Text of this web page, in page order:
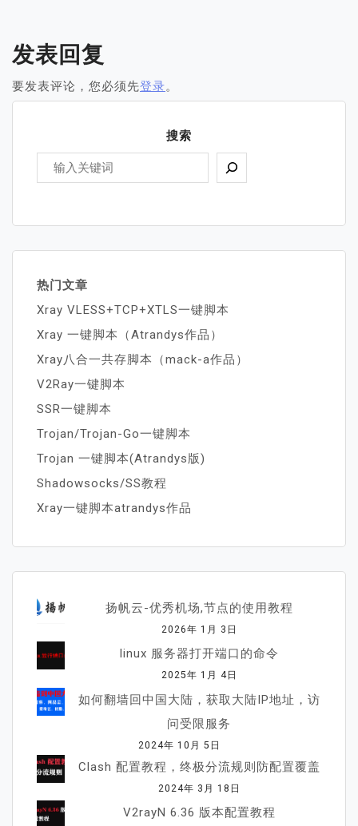
发表回复
要发表评论，您必须先登录。
搜索
热门文章
Xray VLESS+TCP+XTLS一键脚本
Xray 一键脚本（Atrandys作品）
Xray八合一共存脚本（mack-a作品）
V2Ray一键脚本
SSR一键脚本
Trojan/Trojan-Go一键脚本
Trojan 一键脚本(Atrandys版)
Shadowsocks/SS教程
Xray一键脚本atrandys作品
扬帆云-优秀机场,节点的使用教程
2026年 1月 3日
linux 服务器打开端口的命令
2025年 1月 4日
如何翻墙回中国大陆，获取大陆IP地址，访
问受限服务
2024年 10月 5日
Clash 配置教程，终极分流规则防配置覆盖
2024年 3月 18日
V2rayN 6.36 版本配置教程